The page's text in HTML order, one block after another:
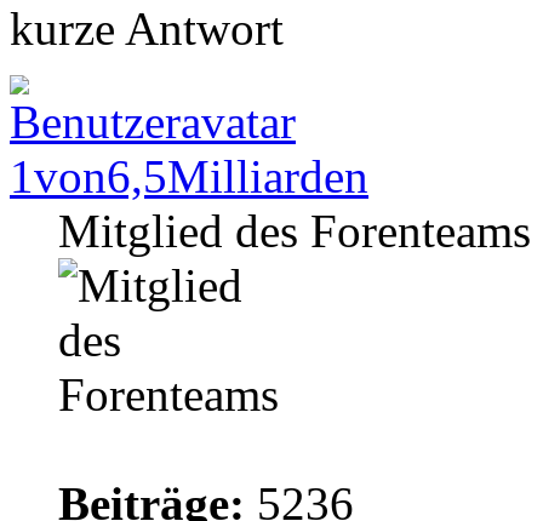
kurze Antwort
1von6,5Milliarden
Mitglied des Forenteams
Beiträge: 5236